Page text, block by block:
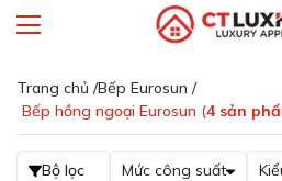
Trang chủ /Bếp Eurosun /
Bếp hồng ngoại Eurosun (4 sản
Bộ lọc Mức công suất